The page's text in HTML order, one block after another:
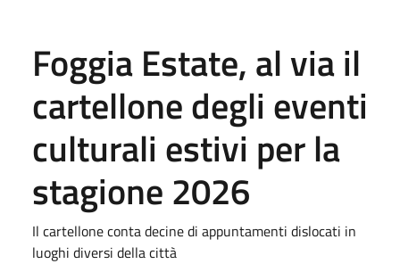
Foggia Estate, al via il
cartellone degli eventi
culturali estivi per la
stagione 2026
Il cartellone conta decine di appuntamenti dislocati in
luoghi diversi della città